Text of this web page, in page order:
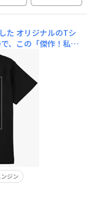
た オリジナルのTシ
、この「傑作！私の
ますが、このリンク
Tシャツをデザイン
シャツなどに自分の
くれます。私は、自
ジン